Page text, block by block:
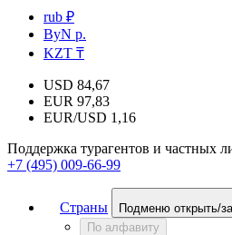
rub ₽
ByN р.
KZT ₸
USD 84,67
EUR 97,83
EUR/USD 1,16
Поддержка турагентов и частных
+7 (495) 009-66-99
Страны
Подменю открыть/
По алфавиту